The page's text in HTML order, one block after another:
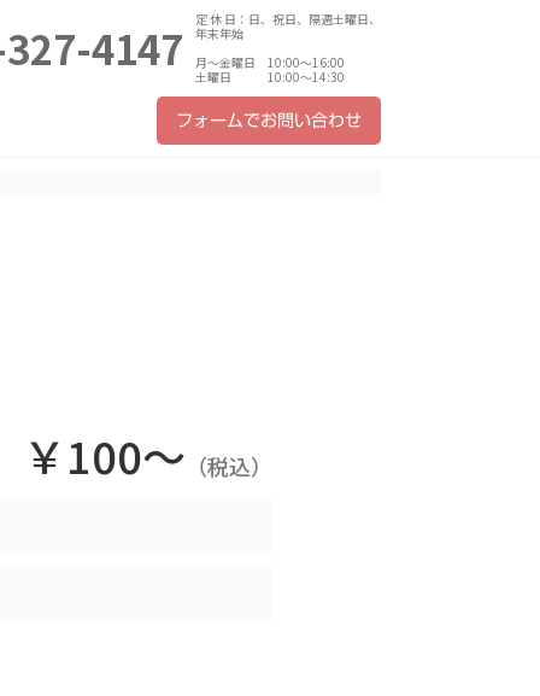
4147
定 休 日：日、祝日、隔週土曜日、
年末年始
月～金曜日 10:00～16:00
土曜日 10:00～14:30
フォームでお問い合わせ
100～ （税込）